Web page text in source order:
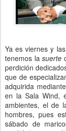
Ya es viernes y
tenemos lasuerte
perdición
que de
adquirida
en la Sala Wind,
ambientes, el de
hombres, pues
sábado de